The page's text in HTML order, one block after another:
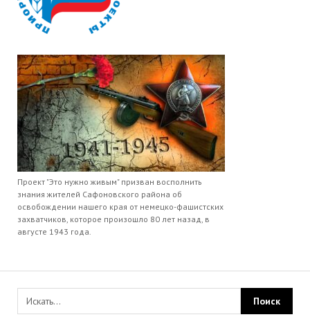
Проект "Это нужно живым" призван восполнить
знания жителей Сафоновского района об
освобождении нашего края от немецко-фашистских
захватчиков, которое произошло 80 лет назад, в
августе 1943 года.